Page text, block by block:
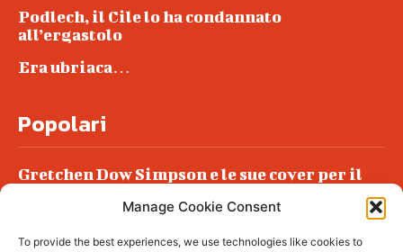
Manage Cookie Consent
To provide the best experiences, we use technologies like cookies to
Podlech, il Cile lo ha condannato
all’ergastolo
Era ubriaca…
Popolari
Gretchen Dow Simpson e le sue cover per il